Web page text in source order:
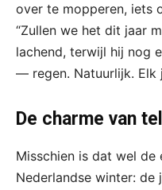
over te mopperen, iets
“Zullen we het dit jaar
lachend, terwijl hij nog
— regen. Natuurlijk. Elk
De charme van
Misschien is dat wel de
Nederlandse winter: